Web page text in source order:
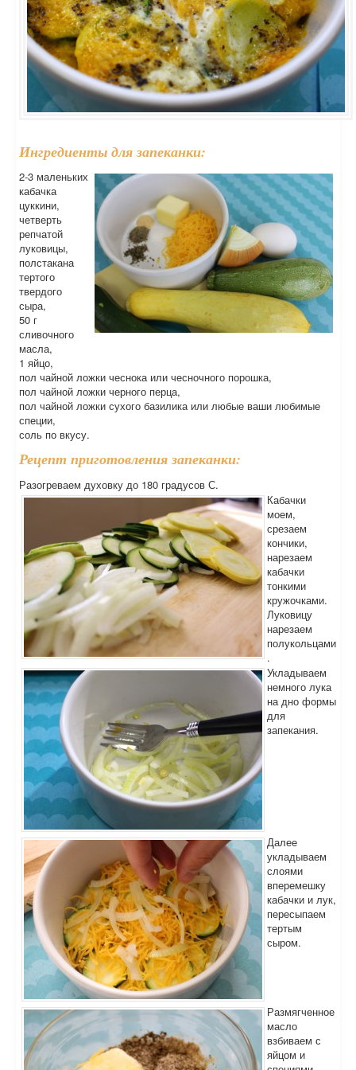
Ингредиенты для запеканки:
2-3 маленьких
кабачка
цуккини,
четверть
репчатой
луковицы,
полстакана
тертого
твердого
сыра,
50 г
сливочного
масла,
1 яйцо,
пол чайной ложки чеснока или чесночного порошка,
пол чайной ложки черного перца,
пол чайной ложки сухого базилика или любые ваши любимые
специи,
соль по вкусу.
Рецепт приготовления запеканки:
Разогреваем духовку до 180 градусов С.
Кабачки
моем,
срезаем
кончики,
нарезаем
кабачки
тонкими
кружочками.
Луковицу
нарезаем
полукольцами
.
Укладываем
немного лука
на дно формы
для
запекания.
Далее
укладываем
слоями
вперемешку
кабачки и лук,
пересыпаем
тертым
сыром.
Размягченное
масло
взбиваем с
яйцом и